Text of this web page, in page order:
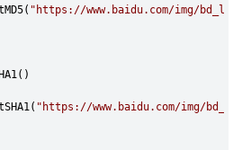
" https://www.baidu.com/img/
" https://www.baidu.com/img/